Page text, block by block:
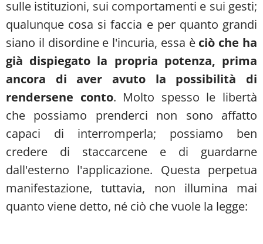
sulle istituzioni, sui comportamenti e sui gesti;
qualunque cosa si faccia e per quanto grandi
siano il disordine e l'incuria, essa è ciò che ha
già dispiegato la propria potenza, prima
ancora di aver avuto la possibilità di
rendersene conto. Molto spesso le libertà
che possiamo prenderci non sono affatto
capaci di interromperla; possiamo ben
credere di staccarcene e di guardarne
dall'esterno l'applicazione. Questa perpetua
manifestazione, tuttavia, non illumina mai
quanto viene detto, né ciò che vuole la legge: